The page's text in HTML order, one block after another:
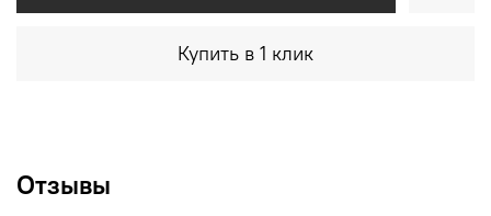
Купить в 1 клик
Отзывы